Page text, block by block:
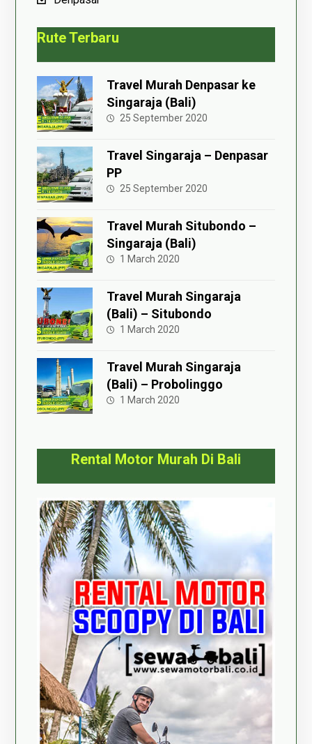
Rute Terbaru
Travel Murah Denpasar ke
Singaraja (Bali)
25 September 2020
Travel Singaraja – Denpasar
PP
25 September 2020
Travel Murah Situbondo –
Singaraja (Bali)
1 March 2020
Travel Murah Singaraja
(Bali) – Situbondo
1 March 2020
Travel Murah Singaraja
(Bali) – Probolinggo
1 March 2020
Rental Motor Murah Di Bali